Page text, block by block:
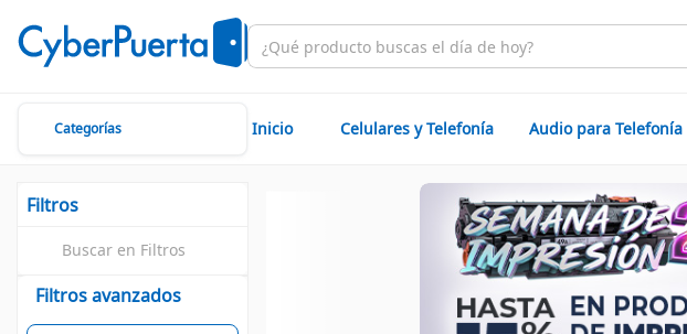
Categorías Inicio Celulares y Telefonía Audio para Telefonía
Filtros
Filtros avanzados